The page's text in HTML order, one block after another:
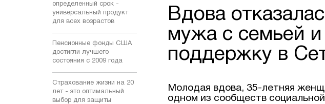
определенный срок -
универсальный продукт
для всех возрастов
Пенсионные фонды США
достигли лучшего
состояния с 2009 года
Страхование жизни на 20
лет - это оптимальный
выбор для защиты
Вдова
мужа с семьей и
поддержку в
Молодая вдова, 35-летняя
одном из сообществ